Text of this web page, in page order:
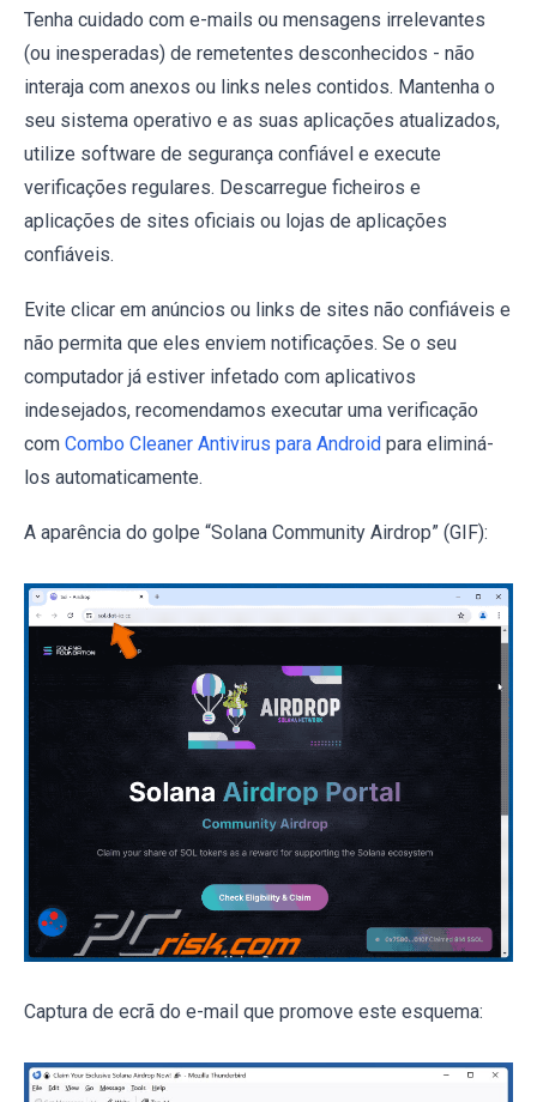
Tenha cuidado com e-mails ou mensagens irrelevantes
(ou inesperadas) de remetentes desconhecidos - não
interaja com anexos ou links neles contidos. Mantenha o
seu sistema operativo e as suas aplicações atualizados,
utilize software de segurança confiável e execute
verificações regulares. Descarregue ficheiros e
aplicações de sites oficiais ou lojas de aplicações
confiáveis.
Evite clicar em anúncios ou links de sites não confiáveis e
não permita que eles enviem notificações. Se o seu
computador já estiver infetado com aplicativos
indesejados, recomendamos executar uma verificação
com Combo Cleaner Antivirus para Android para eliminá-
los automaticamente.
A aparência do golpe “Solana Community Airdrop” (GIF):
Captura de ecrã do e-mail que promove este esquema: